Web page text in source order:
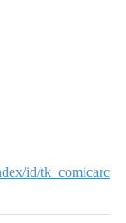
id/tk_comicarc